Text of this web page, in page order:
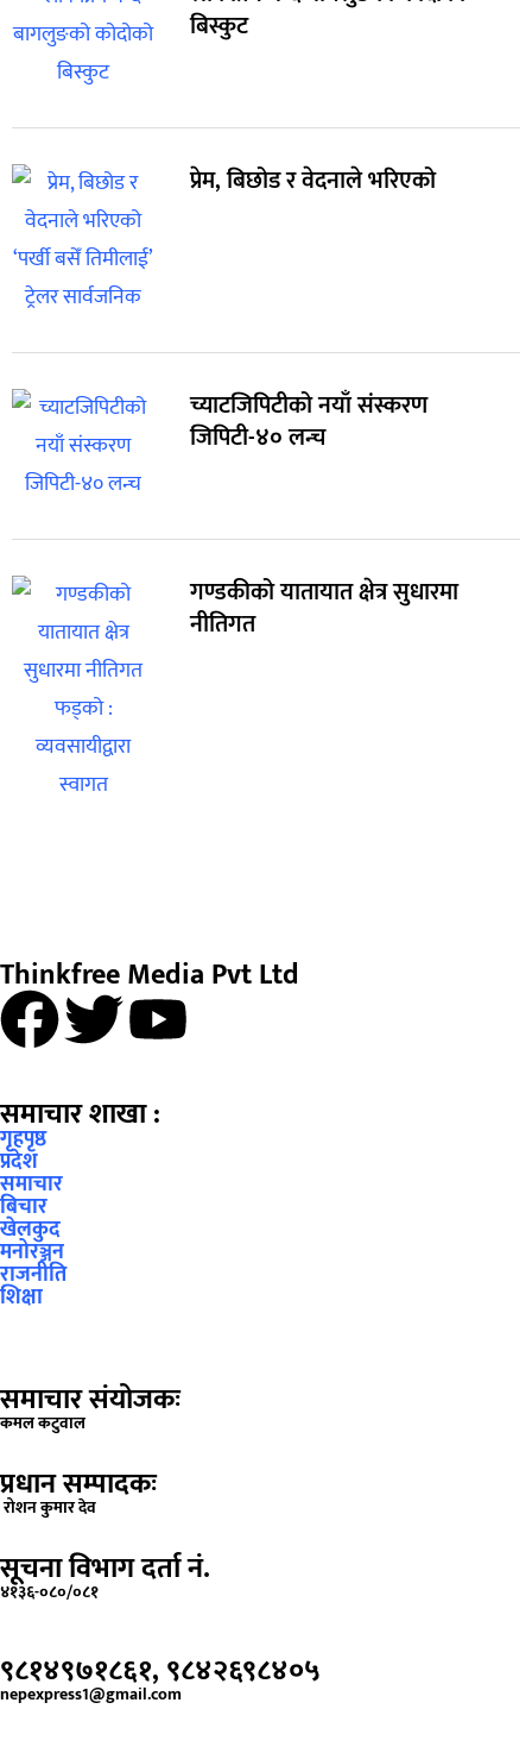
बिस्कुट
प्रेम, बिछोड र वेदनाले भरिएको
च्याटजिपिटीको नयाँ संस्करण
जिपिटी-४० लन्च
गण्डकीको यातायात क्षेत्र सुधारमा
नीतिगत
Thinkfree Media Pvt Ltd
समाचार शाखा :
गृहपृष्ठ
प्रदेश
समाचार
बिचार
खेलकुद
मनोरञ्जन
राजनीति
शिक्षा
समाचार संयोजकः
कमल कटुवाल
प्रधान सम्पादकः
रोशन कुमार देव
सूचना विभाग दर्ता नं.
४१३६-०८०/०८१
९८१४९७१८६१, ९८४२६९८४०५
nepexpress1@gmail.com